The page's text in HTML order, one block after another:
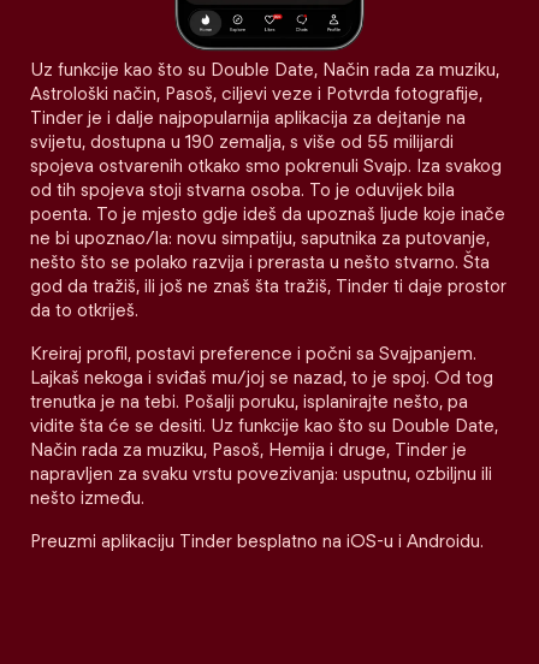
Uz funkcije kao što su Double Date, Način rada za muziku,
Astrološki način, Pasoš, ciljevi veze i Potvrda fotografije,
Tinder je i dalje najpopularnija aplikacija za dejtanje na
svijetu, dostupna u 190 zemalja, s više od 55 milijardi
spojeva ostvarenih otkako smo pokrenuli Svajp. Iza svakog
od tih spojeva stoji stvarna osoba. To je oduvijek bila
poenta. To je mjesto gdje ideš da upoznaš ljude koje inače
ne bi upoznao/la: novu simpatiju, saputnika za putovanje,
nešto što se polako razvija i prerasta u nešto stvarno. Šta
god da tražiš, ili još ne znaš šta tražiš, Tinder ti daje prostor
da to otkriješ.
Kreiraj profil, postavi preference i počni sa Svajpanjem.
Lajkaš nekoga i sviđaš mu/joj se nazad, to je spoj. Od tog
trenutka je na tebi. Pošalji poruku, isplanirajte nešto, pa
vidite šta će se desiti. Uz funkcije kao što su Double Date,
Način rada za muziku, Pasoš, Hemija i druge, Tinder je
napravljen za svaku vrstu povezivanja: usputnu, ozbiljnu ili
nešto između.
Preuzmi aplikaciju Tinder besplatno na iOS-u i Androidu.